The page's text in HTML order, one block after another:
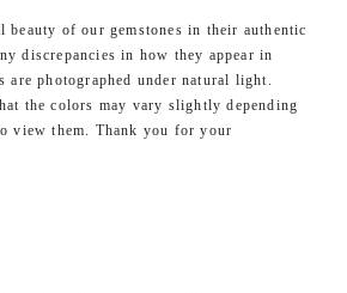
beauty of our gemstones in their authentic
discrepancies in how they appear in
are photographed under natural light.
the colors may vary slightly depending
view them. Thank you for your